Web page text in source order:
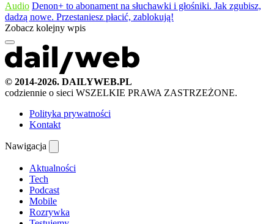
Audio Denon+ to abonament na słuchawki i głośniki. Jak zgubisz,
dadzą nowe. Przestaniesz płacić, zablokują!
Zobacz kolejny wpis
© 2014-2026. DAILYWEB.PL
codziennie o sieci WSZELKIE PRAWA ZASTRZEŻONE.
Polityka prywatności
Kontakt
Nawigacja
Aktualności
Tech
Podcast
Mobile
Rozrywka